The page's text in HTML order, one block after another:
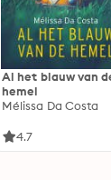
Al het blauw van
hemel
Mélissa Da Costa
4.7